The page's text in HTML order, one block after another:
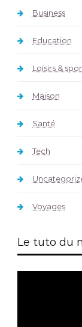
Business
Education
Loisirs &
Maison
Santé
Tech
Voyages
Le tuto du